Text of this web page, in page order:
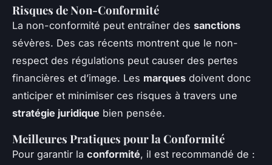
Risques de Non-Conformité
La non-conformité peut entraîner des sanctions
sévères. Des cas récents montrent que le non-
respect des régulations peut causer des pertes
financières et d’image. Les marques doivent donc
anticiper et minimiser ces risques à travers une
stratégie juridique bien pensée.
Meilleures Pratiques pour la Conformité
Pour garantir la conformité, il est recommandé de :